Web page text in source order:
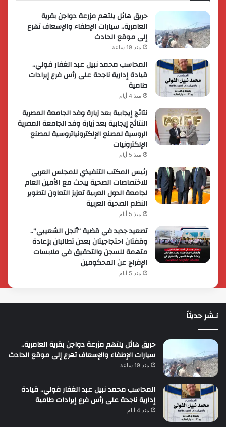
حريق هائل يلتهم مزرعة دواجن بقرية
العامرية.. سيارات الإطفاء والإسعاف تهرع
إلى موقع الحادث
منذ 19 ساعة
المحاسب محمد نبيل عبد الغفار فولي..
قيادة إدارية ناجحة على رأس فرع إيرادات
طامية
منذ 4 أيام
نتائج إيجابية بعد زيارة وفد الجامعة المصرية
النتائج إيجابية بعد زيارة وفد الجامعة المصرية
الروسية لمصنع الإلكترونياتروسية لمصنع
الإلكترونيات
منذ 5 أيام
رئيس المكتب التنفيذي للمجلس العربي
للاختصاصات الصحية يبحث مع الأمين العام
لجامعة الدول العربية تعزيز التعاون لتطوير
النظم الصحية العربية
منذ 5 أيام
تصعيد جديد في قضية “أنجل الشعيبي”..
وقفتان احتجاجيتان بعدن تطالبان بإعادة
متهمة للسجن والتحقيق في ملابسات
الإفراج عن المحكومين
منذ 5 أيام
نـشر حديثاً
حريق هائل يلتهم مزرعة دواجن بقرية العامرية..
سيارات الإطفاء والإسعاف تهرع إلى موقع الحادث
منذ 19 ساعة
المحاسب محمد نبيل عبد الغفار فولي.. قيادة
إدارية ناجحة على رأس فرع إيرادات طامية
منذ 4 أيام